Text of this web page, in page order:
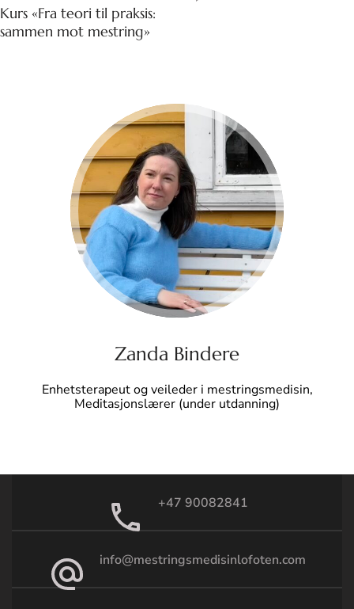
Kurs «Fra teori til praksis:
sammen mot mestring»
Zanda Bindere
Enhetsterapeut og veileder i mestringsmedisin,
Meditasjonslærer (under utdanning)
+47 90082841
info@mestringsmedisinlofoten.com